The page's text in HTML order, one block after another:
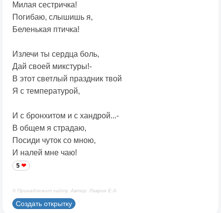
Милая сестричка!
Погибаю, слышишь я,
Беленькая птичка!
Излечи ты сердца боль,
Дай своей микстуры!-
В этот светлый праздник твой
Я с температурой,
И с бронхитом и с хандрой...-
В общем я страдаю,
Посиди чуток со мною,
И налей мне чаю!
5
© Принадлежит сайту. Автор: Лаврик Е.А.
Создать открытку